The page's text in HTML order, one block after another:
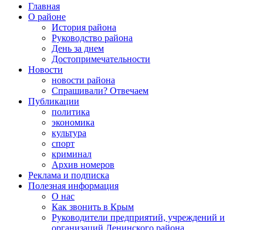
Главная
О районе
История района
Руководство района
День за днем
Достопримечательности
Новости
новости района
Спрашивали? Отвечаем
Публикации
политика
экономика
культура
спорт
криминал
Архив номеров
Реклама и подписка
Полезная информация
О нас
Как звонить в Крым
Руководители предприятий, учреждений и
организаций Ленинского района